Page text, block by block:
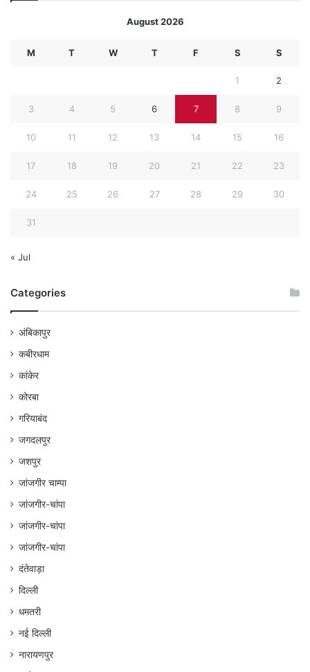
August 2026
M T W T F S S
1 2
3 4 5 6 7 8 9
10 11 12 13 14 15 16
17 18 19 20 21 22 23
24 25 26 27 28 29 30
31
« Jul
Categories
अंबिकापुर
कबीरधाम
कांकेर
कोरबा
गरियाबंद
जगदलपुर
जशपुर
जांजगीर चाम्पा
जांजगीर-चांपा
जांजगीर-चांपा
जांजगीर-चांपा
दंतेवाड़ा
दिल्ली
धमतरी
नई दिल्ली
नारायणपुर